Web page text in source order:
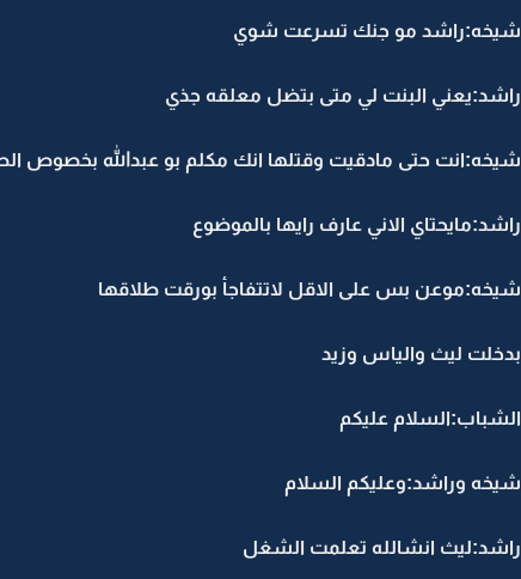
شيخه:راشد مو جنك تسرعت شوي
راشد:يعني البنت لي متى بتضل معلقه جذي
شيخه:انت حتى مادقيت وقتلها انك مكلم بو عبدالله بخصوص
راشد:مايحتاي الاني عارف رايها بالموضوع
شيخه:موعن بس على الاقل لاتتفاجأ بورقت طلاقها
بدخلت ليث والياس وزيد
الشباب:السلام عليكم
شيخه وراشد:وعليكم السلام
راشد:ليث انشالله تعلمت الشغل